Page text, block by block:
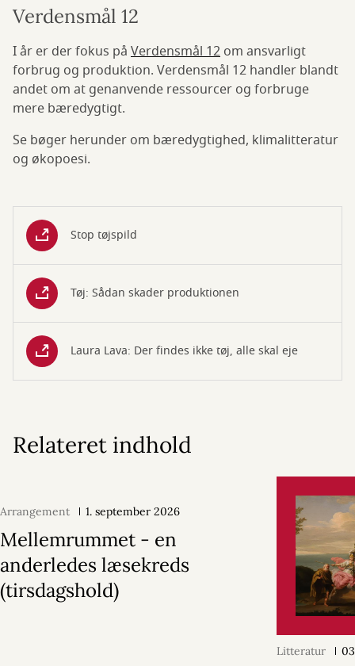
Verdensmål 12
I år er der fokus på Verdensmål 12 om ansvarligt
forbrug og produktion. Verdensmål 12 handler blandt
andet om at genanvende ressourcer og forbruge
mere bæredygtigt.
Se bøger herunder om bæredygtighed, klimalitteratur
og økopoesi.
Stop tøjspild
Tøj: Sådan skader produktionen
Laura Lava: Der findes ikke tøj, alle skal eje
Relateret indhold
Arrangement 1. september 2026
Mellemrummet - en
anderledes læsekreds
(tirsdagshold)
Litteratur